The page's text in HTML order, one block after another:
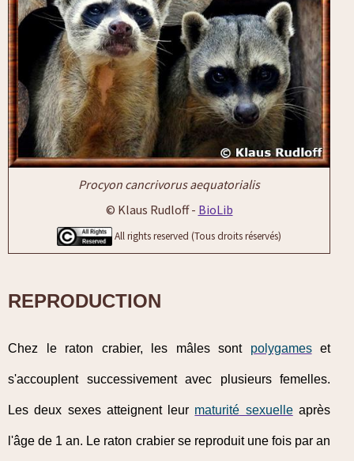
Procyon cancrivorus aequatorialis
© Klaus Rudloff - BioLib
All rights reserved (Tous droits réservés)
REPRODUCTION
Chez le raton crabier, les mâles sont polygameset
s'accouplent successivement avec plusieurs femelles.
Les deux sexes atteignent leur maturité sexuelleaprès
l'âge de 1 an. Le raton crabier se reproduit une fois par an